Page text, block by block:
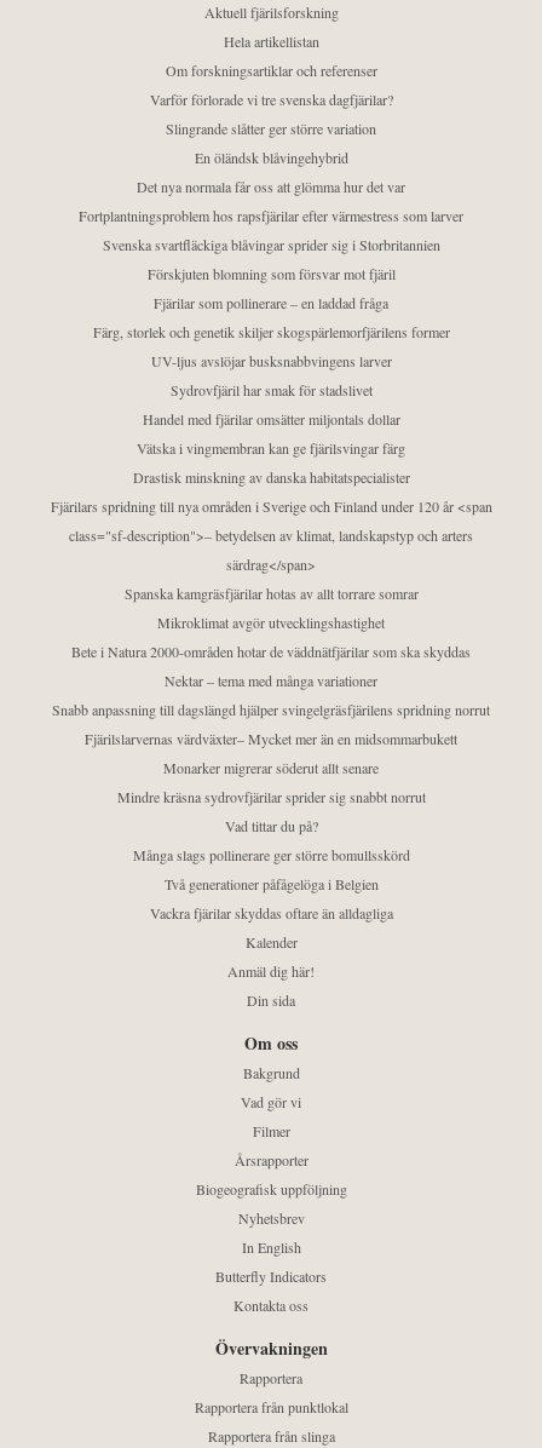
Aktuell fjärilsforskning
Hela artikellistan
Om forskningsartiklar och referenser
Varför förlorade vi tre svenska dagfjärilar?
Slingrande slåtter ger större variation
En öländsk blåvingehybrid
Det nya normala får oss att glömma hur det var
Fortplantningsproblem hos rapsfjärilar efter värmestress som larver
Svenska svartfläckiga blåvingar sprider sig i Storbritannien
Förskjuten blomning som försvar mot fjäril
Fjärilar som pollinerare – en laddad fråga
Färg, storlek och genetik skiljer skogspärlemorfjärilens former
UV-ljus avslöjar busksnabbvingens larver
Sydrovfjäril har smak för stadslivet
Handel med fjärilar omsätter miljontals dollar
Vätska i vingmembran kan ge fjärilsvingar färg
Drastisk minskning av danska habitatspecialister
Fjärilars spridning till nya områden i Sverige och Finland under 120 år <span
class="sf-description">– betydelsen av klimat, landskapstyp och arters
särdrag</span>
Spanska kamgräsfjärilar hotas av allt torrare somrar
Mikroklimat avgör utvecklingshastighet
Bete i Natura 2000-områden hotar de väddnätfjärilar som ska skyddas
Nektar – tema med många variationer
Snabb anpassning till dagslängd hjälper svingelgräsfjärilens spridning norrut
Fjärilslarvernas värdväxter– Mycket mer än en midsommarbukett
Monarker migrerar söderut allt senare
Mindre kräsna sydrovfjärilar sprider sig snabbt norrut
Vad tittar du på?
Många slags pollinerare ger större bomullsskörd
Två generationer påfågelöga i Belgien
Vackra fjärilar skyddas oftare än alldagliga
Kalender
Anmäl dig här!
Din sida
Om oss
Bakgrund
Vad gör vi
Filmer
Årsrapporter
Biogeografisk uppföljning
Nyhetsbrev
In English
Butterfly Indicators
Kontakta oss
Övervakningen
Rapportera
Rapportera från punktlokal
Rapportera från slinga